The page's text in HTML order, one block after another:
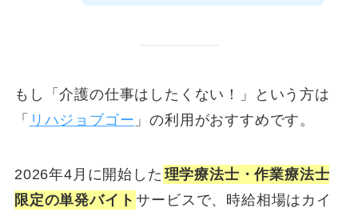
もし「介護の仕事はしたくない！」という方は
「 リハジョブゴー 」の利用がおすすめです。
2026年4月に開始した 理学療法士・作業療法士
限定の単発バイト サービスで、時給相場はカイ